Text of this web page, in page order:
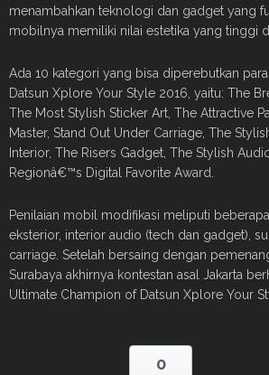
menambahkan teknologi dan gadget yang
mobilnya memiliki nilai estetika yang tinggi
Ada 10 kategori yang bisa diperebutkan
Datsun Xplore Your Style 2016, yaitu: The
The Most Stylish Sticker Art, The Attractive
Master, Stand Out Under Carriage, The
Interior, The Risers Gadget, The Stylish
Regionâ€™s Digital Favorite Award.
Penilaian mobil modifikasi meliputi
eksterior, interior audio (tech dan gadget),
carriage. Setelah bersaing dengan
Surabaya akhirnya kontestan asal Jakarta
Ultimate Champion of Datsun Xplore Your
0